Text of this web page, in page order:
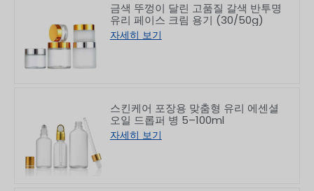
금색 뚜껑이 달린 고품질 갈색 반투명
유리 페이스 크림 용기 (30/50g)
자세히 보기
스킨케어 포장용 맞춤형 유리 에센셜
오일 드롭퍼 병 5–100ml
자세히 보기